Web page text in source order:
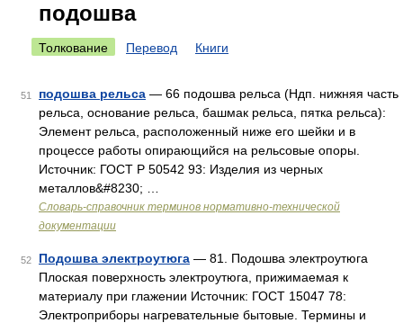
подошва
Толкование Перевод Книги
51 подошва рельса — 66 подошва рельса (Ндп. нижняя часть
рельса, основание рельса, башмак рельса, пятка рельса):
Элемент рельса, расположенный ниже его шейки и в
процессе работы опирающийся на рельсовые опоры.
Источник: ГОСТ Р 50542 93: Изделия из черных
металлов&#8230; …
Словарь-справочник терминов нормативно-технической
документации
52 Подошва электроутюга — 81. Подошва электроутюга
Плоская поверхность электроутюга, прижимаемая к
материалу при глажении Источник: ГОСТ 15047 78:
Электроприборы нагревательные бытовые. Термины и